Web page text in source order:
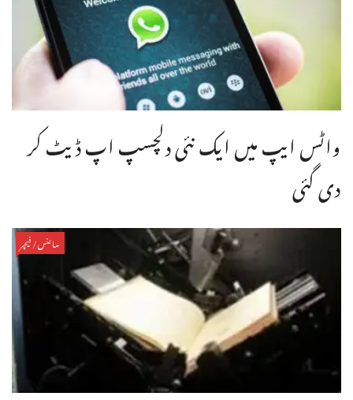
واٹس ایپ میں ایک نئی دلچسپ اپ ڈیٹ کر
دی گئی
سائنس/فیچر